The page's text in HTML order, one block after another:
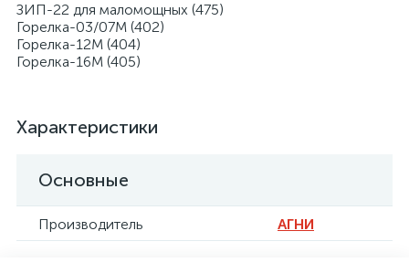
ЗИП-22 для маломощных (475)
Горелка-03/07М (402)
Горелка-12М (404)
Горелка-16М (405)
Характеристики
Основные
Производитель АГНИ